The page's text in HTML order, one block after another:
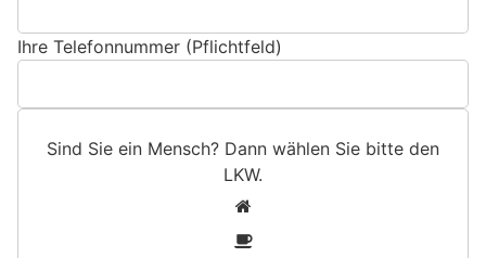
Ihre Telefonnummer (Pflichtfeld)
Sind Sie ein Mensch? Dann wählen Sie bitte den
LKW.